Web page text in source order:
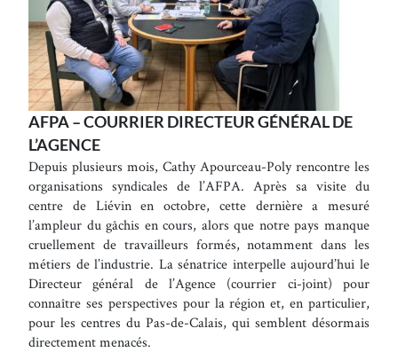
AFPA – COURRIER DIRECTEUR GÉNÉRAL DE
L’AGENCE
Depuis plusieurs mois, Cathy Apourceau-Poly rencontre les
organisations syndicales de l’AFPA. Après sa visite du
centre de Liévin en octobre, cette dernière a mesuré
l’ampleur du gâchis en cours, alors que notre pays manque
cruellement de travailleurs formés, notamment dans les
métiers de l’industrie. La sénatrice interpelle aujourd’hui le
Directeur général de l’Agence (courrier ci-joint) pour
connaître ses perspectives pour la région et, en particulier,
pour les centres du Pas-de-Calais, qui semblent désormais
directement menacés.